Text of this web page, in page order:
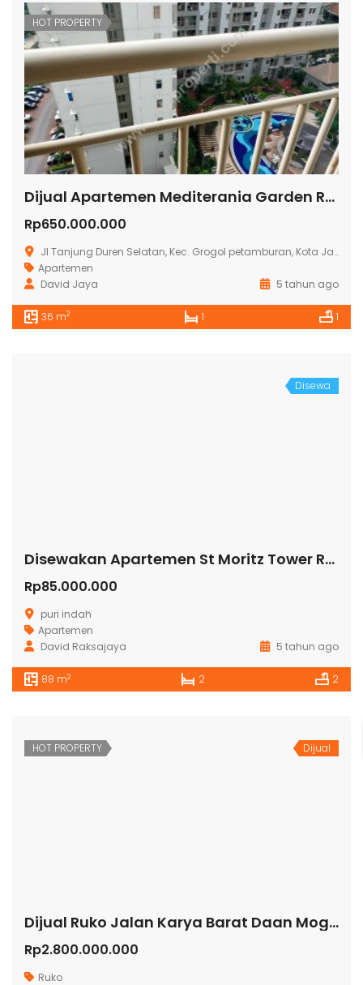
HOT PROPERTY
Dijual Apartemen Mediterania Garden Residence 2
Rp650.000.000
Jl Tanjung Duren Selatan, Kec. Grogol petamburan, Kota Jakarta Barat
Apartemen
David Jaya
5 tahun ago
36 m2 1 1
Disewa
Disewakan Apartemen St Moritz Tower Royal
Rp85.000.000
puri indah
Apartemen
David Raksajaya
5 tahun ago
88 m2 2 2
HOT PROPERTY Dijual
Dijual Ruko Jalan Karya Barat Daan Mogot
Rp2.800.000.000
Ruko